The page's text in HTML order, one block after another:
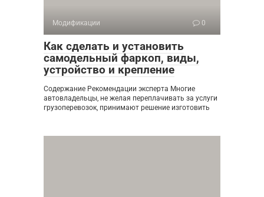
Модификации 0
Как сделать и установить
самодельный фаркоп, виды,
устройство и крепление
Содержание Рекомендации эксперта Многие
автовладельцы, не желая переплачивать за услуги
грузоперевозок, принимают решение изготовить